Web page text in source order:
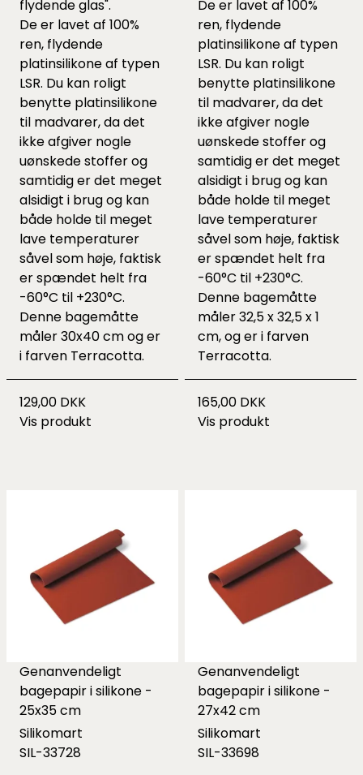
flydende glas".
De er lavet af 100%
ren, flydende
platinsilikone af typen
LSR. Du kan roligt
benytte platinsilikone
til madvarer, da det
ikke afgiver nogle
uønskede stoffer og
samtidig er det meget
alsidigt i brug og kan
både holde til meget
lave temperaturer
såvel som høje, faktisk
er spændet helt fra
-60°C til +230°C.
Denne bagemåtte
måler 30x40 cm og er
i farven Terracotta.
129,00 DKK
Vis produkt
De er lavet af 100%
ren, flydende
platinsilikone af typen
LSR. Du kan roligt
benytte platinsilikone
til madvarer, da det
ikke afgiver nogle
uønskede stoffer og
samtidig er det meget
alsidigt i brug og kan
både holde til meget
lave temperaturer
såvel som høje, faktisk
er spændet helt fra
-60°C til +230°C.
Denne bagemåtte
måler 32,5 x 32,5 x 1
cm, og er i farven
Terracotta.
165,00 DKK
Vis produkt
Genanvendeligt
bagepapir i silikone -
25x35 cm
Silikomart
SIL-33728
Genanvendeligt
bagepapir i silikone -
27x42 cm
Silikomart
SIL-33698